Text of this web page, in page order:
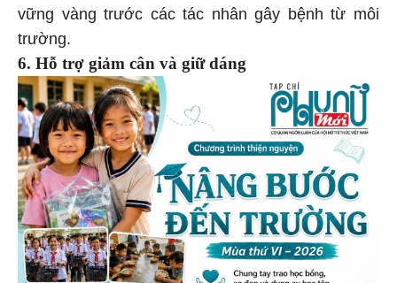
vững vàng trước các tác nhân gây bệnh từ môi
trường.
6. Hỗ trợ giảm cân và giữ dáng